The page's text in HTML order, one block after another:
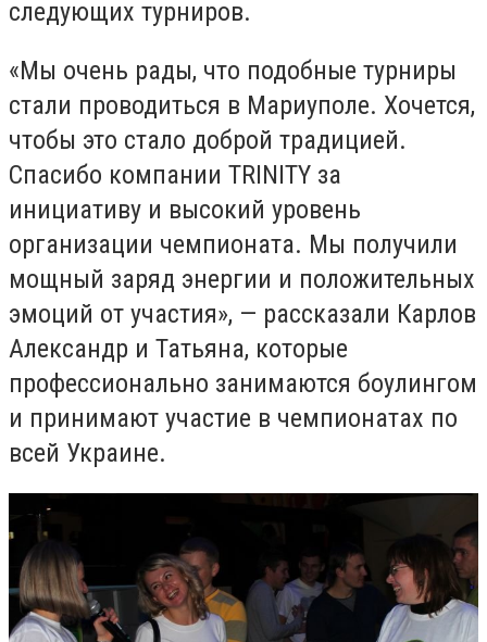
следующих турниров.
«Мы очень рады, что подобные турниры
стали проводиться в Мариуполе. Хочется,
чтобы это стало доброй традицией.
Спасибо компании TRINITY за
инициативу и высокий уровень
организации чемпионата. Мы получили
мощный заряд энергии и положительных
эмоций от участия», — рассказали Карлов
Александр и Татьяна, которые
профессионально занимаются боулингом
и принимают участие в чемпионатах по
всей Украине.